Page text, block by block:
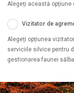
Alegeți această opțiune
Vizitator de
Alegeți opțiunea
serviciile silvice pentru
gestionarea faunei